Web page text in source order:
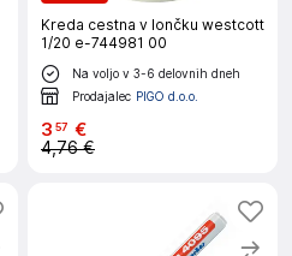
Kreda cestna v lončku westcott
1/20 e-744981 00
Na voljo v 3-6 delovnih dneh
Prodajalec PIGO d.o.o.
3 57 €
4,76 €